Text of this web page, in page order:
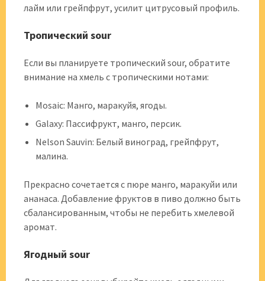
лайм или грейпфрут, усилит цитрусовый профиль.
Тропический sour
Если вы планируете тропический sour, обратите
внимание на хмель с тропическими нотами:
Mosaic: Манго, маракуйя, ягоды.
Galaxy: Пассифрукт, манго, персик.
Nelson Sauvin: Белый виноград, грейпфрут,
малина.
Прекрасно сочетается с пюре манго, маракуйи или
ананаса. Добавление фруктов в пиво должно быть
сбалансированным, чтобы не перебить хмелевой
аромат.
Ягодный sour